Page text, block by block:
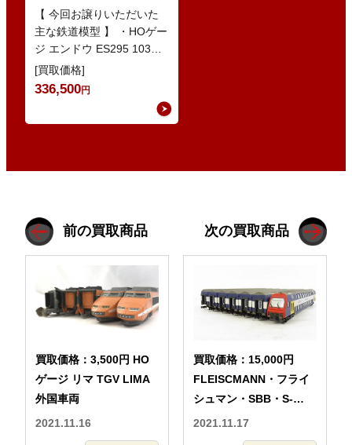
103系1200番代 東西線
色 基本5輌 Nセット
などの鉄道模型
【 今回お譲りいただいた
主な鉄道模型 】 ・HOゲー
ジ エンドウ ES295 103系
1200番代 東西線色 中間5
輌 Oセット …
[買取価格]
336,500円
前の買取商品
買取価格：3,500円 HO
ゲージ リマ TGV LIMA
外国車両
2021.11.16
次の買取商品
買取価格：15,000円
FLEISCMANN・フライ
シュマン・SBB・S-
Bahn・Zurich
2021.11.17